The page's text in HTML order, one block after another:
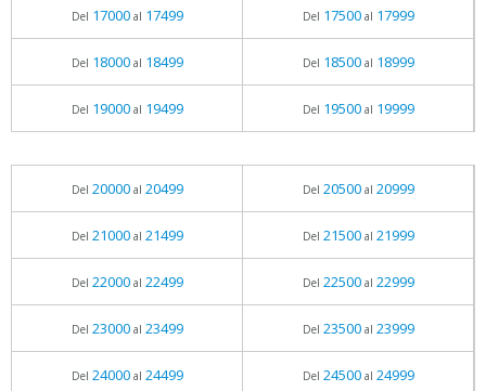
Del 17000al 17499 Del 17500al 17999
Del 18000al 18499 Del 18500al 18999
Del 19000al 19499 Del 19500al 19999
Del 20000al 20499 Del 20500al 20999
Del 21000al 21499 Del 21500al 21999
Del 22000al 22499 Del 22500al 22999
Del 23000al 23499 Del 23500al 23999
Del 24000al 24499 Del 24500al 24999